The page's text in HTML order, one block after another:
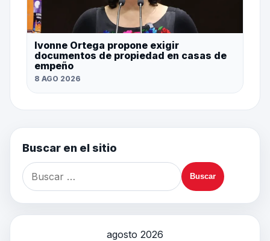
Ivonne Ortega propone exigir
documentos de propiedad en casas de
empeño
8 AGO 2026
Buscar en el sitio
agosto 2026